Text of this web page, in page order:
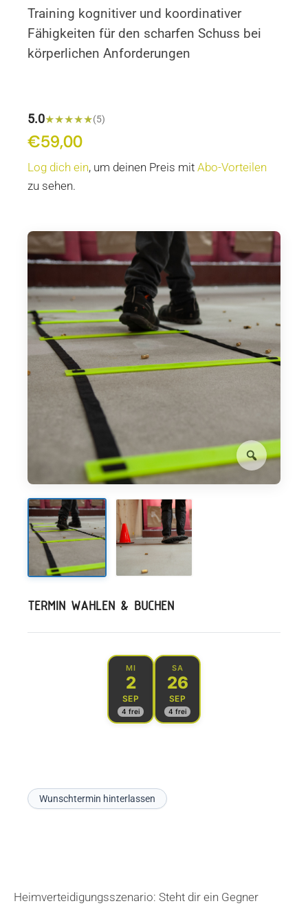
GUTSCHEINE
ÜBER UNS
Training kognitiver und koordinativer
Fähigkeiten für den scharfen Schuss bei
körperlichen Anforderungen
5.0★★★★★(5)
Ursprünglicher
Preis
€59,00Aktueller
Preis
Log dich ein, um deinen Preis mit Abo-Vorteilen
zu sehen.
TERMIN WÄHLEN & BUCHEN
MI
2
SEP
4 frei
SA
26
SEP
4 frei
Wunschtermin hinterlassen
Heimverteidigungsszenario: Steht dir ein Gegner